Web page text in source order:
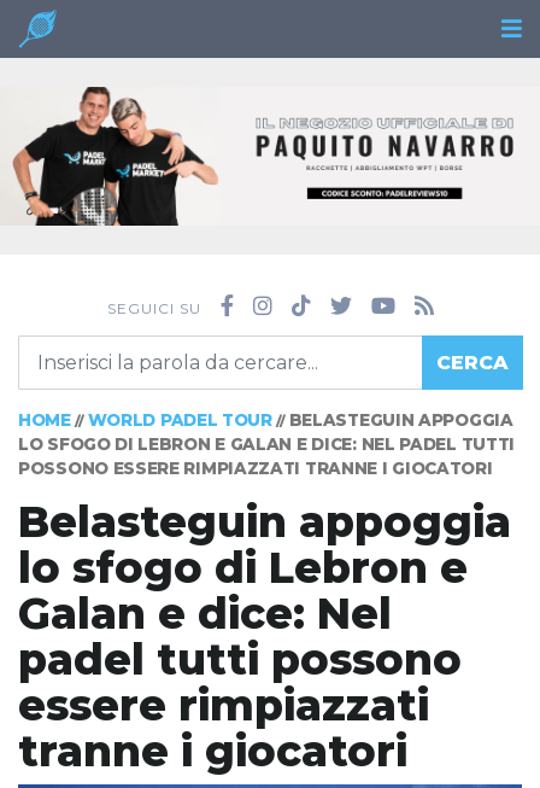
SEGUICI SU
CERCA
HOME// WORLD PADEL TOUR// BELASTEGUIN APPOGGIA
LO SFOGO DI LEBRON E GALAN E DICE: NEL PADEL TUTTI
POSSONO ESSERE RIMPIAZZATI TRANNE I GIOCATORI
Belasteguin appoggia
lo sfogo di Lebron e
Galan e dice: Nel
padel tutti possono
essere rimpiazzati
tranne i giocatori